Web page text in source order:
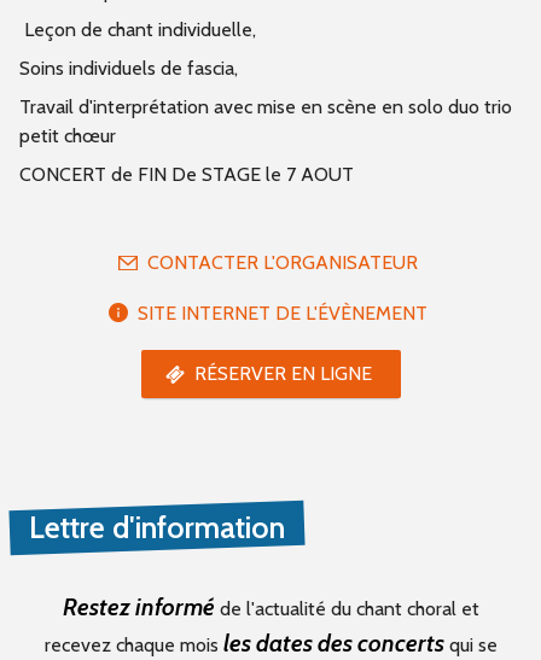
Leçon de chant individuelle,
Soins individuels de fascia,
Travail d'interprétation avec mise en scène en solo duo trio
petit chœur
CONCERT de FIN De STAGE le 7 AOUT
CONTACTER L'ORGANISATEUR
SITE INTERNET DE L'ÉVÈNEMENT
RÉSERVER EN LIGNE
Lettre d'information
Restez informé de l'actualité du chant choral et
recevez chaque mois les dates des concertsqui se